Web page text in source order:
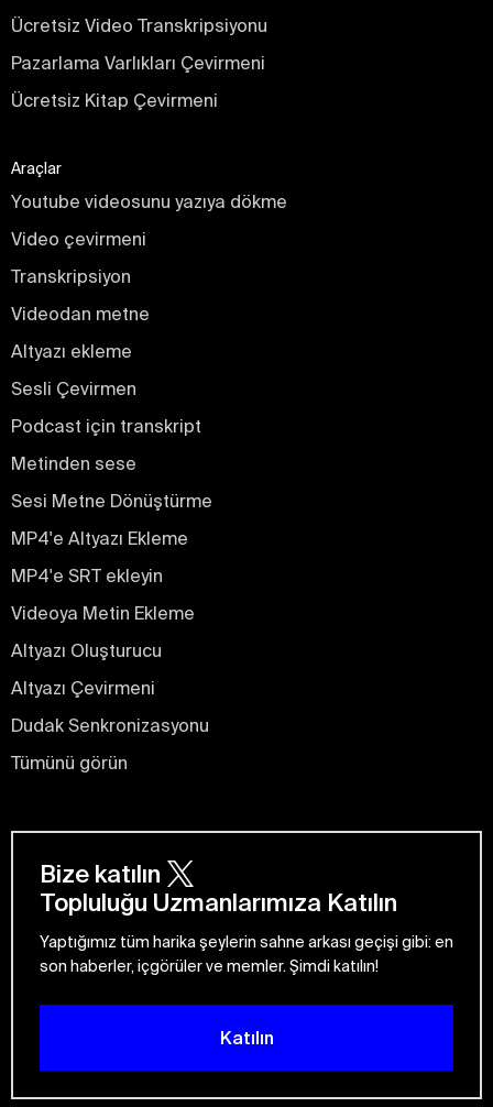
Ücretsiz Video Transkripsiyonu
Pazarlama Varlıkları Çevirmeni
Ücretsiz Kitap Çevirmeni
Araçlar
Youtube videosunu yazıya dökme
Video çevirmeni
Transkripsiyon
Videodan metne
Altyazı ekleme
Sesli Çevirmen
Podcast için transkript
Metinden sese
Sesi Metne Dönüştürme
MP4'e Altyazı Ekleme
MP4'e SRT ekleyin
Videoya Metin Ekleme
Altyazı Oluşturucu
Altyazı Çevirmeni
Dudak Senkronizasyonu
Tümünü görün
Bize katılın
Topluluğu Uzmanlarımıza Katılın
Yaptığımız tüm harika şeylerin sahne arkası geçişi gibi: en
son haberler, içgörüler ve memler. Şimdi katılın!
Katılın